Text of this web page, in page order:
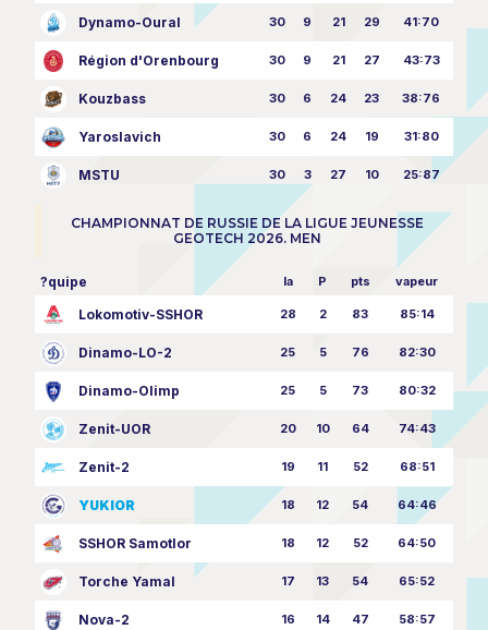
Dynamo-Oural 30 9 21 29 41:70
Région d'Orenbourg 30 9 21 27 43:73
Kouzbass 30 6 24 23 38:76
Yaroslavich 30 6 24 19 31:80
MSTU 30 3 27 10 25:87
CHAMPIONNAT DE RUSSIE DE LA LIGUE JEUNESSE
GEOTECH 2026. MEN
?quipe la P pts vapeur
Lokomotiv-SSHOR 28 2 83 85:14
Dinamo-LO-2 25 5 76 82:30
Dinamo-Olimp 25 5 73 80:32
Zenit-UOR 20 10 64 74:43
Zenit-2 19 11 52 68:51
YUKIOR 18 12 54 64:46
SSHOR Samotlor 18 12 52 64:50
Torche Yamal 17 13 54 65:52
Nova-2 16 14 47 58:57